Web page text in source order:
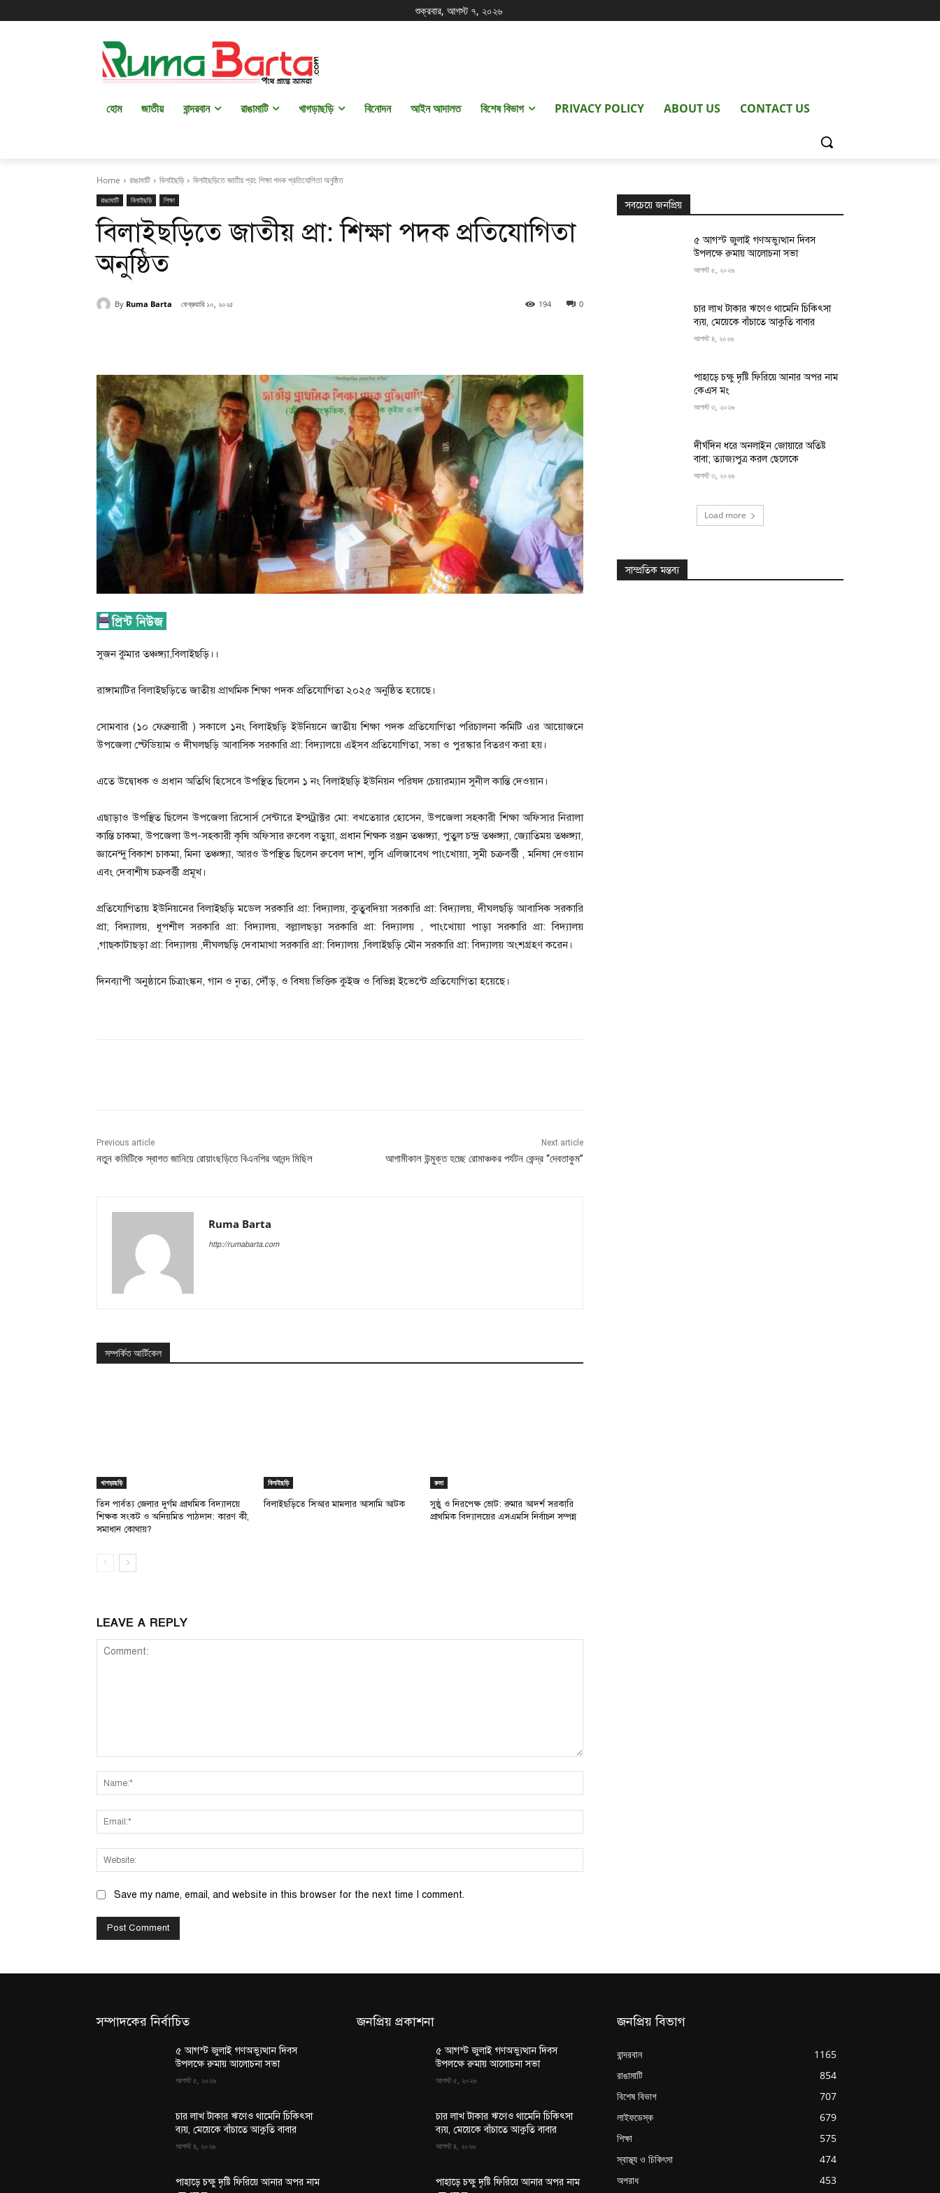
শুক্রবার, আগস্ট ৭, ২০২৬
হোম জাতীয় বান্দরবান রাঙামাটি খাগড়াছড়ি বিনোদন আইন আদালত বিশেষ বিভাগ PRIVACY POLICY ABOUT US CONTACT US
Home রাঙামাটি বিলাইছড়ি বিলাইছড়িতে জাতীয় প্রা: শিক্ষা পদক প্রতিযোগিতা অনুষ্ঠিত
রাঙামাটি বিলাইছড়ি শিক্ষা
বিলাইছড়িতে জাতীয় প্রা: শিক্ষা পদক প্রতিযোগিতা
অনুষ্ঠিত
By Ruma Barta ফেব্রুয়ারি ১০, ২০২৫ 0
194
সুজন কুমার তঞ্চঙ্গ্যা,বিলাইছড়ি।।
রাঙ্গামাটির বিলাইছড়িতে জাতীয় প্রাথমিক শিক্ষা পদক প্রতিযোগিতা ২০২৫ অনুষ্ঠিত হয়েছে।
সোমবার (১০ ফেব্রুয়ারী ) সকালে ১নং বিলাইছড়ি ইউনিয়নে জাতীয় শিক্ষা পদক প্রতিযোগিতা পরিচালনা কমিটি এর আয়োজনে
উপজেলা স্টেডিয়াম ও দীঘলছড়ি আবাসিক সরকারি প্রা: বিদ্যালয়ে এইসব প্রতিযোগিতা, সভা ও পুরস্কার বিতরণ করা হয়।
এতে উদ্বোধক ও প্রধান অতিথি হিসেবে উপস্থিত ছিলেন ১ নং বিলাইছড়ি ইউনিয়ন পরিষদ চেয়ারম্যান সুনীল কান্তি দেওয়ান।
এছাড়াও উপস্থিত ছিলেন উপজেলা রিসোর্স সেন্টারে ইণ্সট্রাক্টর মো: বখতেয়ার হোসেন, উপজেলা সহকারী শিক্ষা অফিসার নিরালা
কান্তি চাকমা, উপজেলা উপ-সহকারী কৃষি অফিসার রুবেল বড়ুয়া, প্রধান শিক্ষক রঞ্জন তঞ্চঙ্গ্যা, পুতুল চন্দ্র তঞ্চঙ্গ্যা, জ্যোতিময় তঞ্চঙ্গ্যা,
জ্ঞানেন্দু বিকাশ চাকমা, মিনা তঞ্চঙ্গ্যা, আরও উপস্থিত ছিলেন রুবেল দাশ, লুসি এলিজাবেথ পাংখোয়া, সুমী চক্রবর্ত্তী , মনিষা দেওয়ান
এবং দেবাশীষ চক্রবর্ত্তী প্রমূখ।
প্রতিযোগিতায় ইউনিয়নের বিলাইছড়ি মডেল সরকারি প্রা: বিদ্যালয়, কুতুবদিয়া সরকারি প্রা: বিদ্যালয়, দীঘলছড়ি আবাসিক সরকারি
প্রা; বিদ্যালয়, ধূপশীল সরকারি প্রা: বিদ্যালয়, বল্লালছড়া সরকারি প্রা: বিদ্যালয় , পাংখোয়া পাড়া সরকারি প্রা: বিদ্যালয়
,গাছকাটাছড়া প্রা: বিদ্যালয় ,দীঘলছড়ি দেবামাথা সরকারি প্রা: বিদ্যালয় ,বিলাইছড়ি মৌন সরকারি প্রা: বিদ্যালয় অংশগ্রহণ করেন।
দিনব্যাপী অনুষ্ঠানে চিত্রাংঙ্কন, গান ও নৃত্য, দৌঁড়, ও বিষয় ভিত্তিক কুইজ ও বিভিন্ন ইভেন্টে প্রতিযোগিতা হয়েছে।
Previous article
নতুন কমিটিকে স্বাগত জানিয়ে রোয়াংছড়িতে বিএনপির আনন্দ মিছিল
Next article
আগামীকাল উন্মুক্ত হচ্ছে রোমাঞ্চকর পর্যটন কেন্দ্র “দেবতাকুম”
Ruma Barta
http://rumabarta.com
সম্পর্কিত আর্টিকেল
খাগড়াছড়ি
তিন পার্বত্য জেলার দুর্গম প্রাথমিক বিদ্যালয়ে
শিক্ষক সংকট ও অনিয়মিত পাঠদান: কারণ কী,
সমাধান কোথায়?
বিলাইছড়ি
বিলাইছড়িতে সিআর মামলার আসামি আটক
রুমা
সুষ্ঠু ও নিরপেক্ষ ভোট: রুমার আদর্শ সরকারি
প্রাথমিক বিদ্যালয়ের এসএমসি নির্বাচন সম্পন্ন
LEAVE A REPLY
Save my name, email, and website in this browser for the next time I comment.
সবচেয়ে জনপ্রিয়
৫ আগস্ট জুলাই গণঅভ্যুত্থান দিবস
উপলক্ষে রুমায় আলোচনা সভা
আগস্ট ৫, ২০২৬
চার লাখ টাকার ঋণেও থামেনি চিকিৎসা
ব্যয়, মেয়েকে বাঁচাতে আকুতি বাবার
আগস্ট ৪, ২০২৬
পাহাড়ে চক্ষু দৃষ্টি ফিরিয়ে আনার অপর নাম
কেএস মং
আগস্ট ৩, ২০২৬
দীর্ঘদিন ধরে অনলাইন জোয়ারে অতিষ্ট
বাবা; ত্যাজ্যপুত্র করল ছেলেকে
আগস্ট ৩, ২০২৬
Load more
সাম্প্রতিক মন্তব্য
সম্পাদকের নির্বাচিত
৫ আগস্ট জুলাই গণঅভ্যুত্থান দিবস
উপলক্ষে রুমায় আলোচনা সভা
আগস্ট ৫, ২০২৬
চার লাখ টাকার ঋণেও থামেনি চিকিৎসা
ব্যয়, মেয়েকে বাঁচাতে আকুতি বাবার
আগস্ট ৪, ২০২৬
পাহাড়ে চক্ষু দৃষ্টি ফিরিয়ে আনার অপর নাম
জনপ্রিয় প্রকাশনা
৫ আগস্ট জুলাই গণঅভ্যুত্থান দিবস
উপলক্ষে রুমায় আলোচনা সভা
আগস্ট ৫, ২০২৬
চার লাখ টাকার ঋণেও থামেনি চিকিৎসা
ব্যয়, মেয়েকে বাঁচাতে আকুতি বাবার
আগস্ট ৪, ২০২৬
পাহাড়ে চক্ষু দৃষ্টি ফিরিয়ে আনার অপর নাম
জনপ্রিয় বিভাগ
বান্দরবান
1165
রাঙামাটি
854
বিশেষ বিভাগ
707
লাইফডেস্ক
679
শিক্ষা
575
স্বাস্থ্য ও চিকিৎসা
474
অপরাধ
453